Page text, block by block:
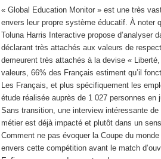
« Global Education Monitor » est une très
envers leur propre système éducatif. À noter
Toluna Harris Interactive propose d’analyser
déclarant très attachés aux valeurs de
demeurent très attachés à la devise «
valeurs, 66% des Français estiment qu’il
Les Français, et plus spécifiquement les
étude réalisée auprès de 1 027 personnes
Sans transition, une interview intéressante
métier est déjà impacté et plutôt dans un
Comment ne pas évoquer la Coupe du
envers cette compétition avant le match